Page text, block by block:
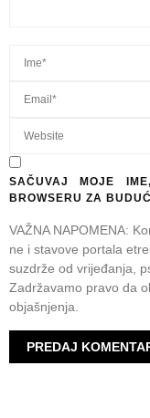
SAČUVAJ MOJE
BROWSERU ZA
VAŽNA NAPOMENA:
ne i stavove portala
suzdrže od vrijeđanja,
Zadržavamo pravo da
objašnjenja.